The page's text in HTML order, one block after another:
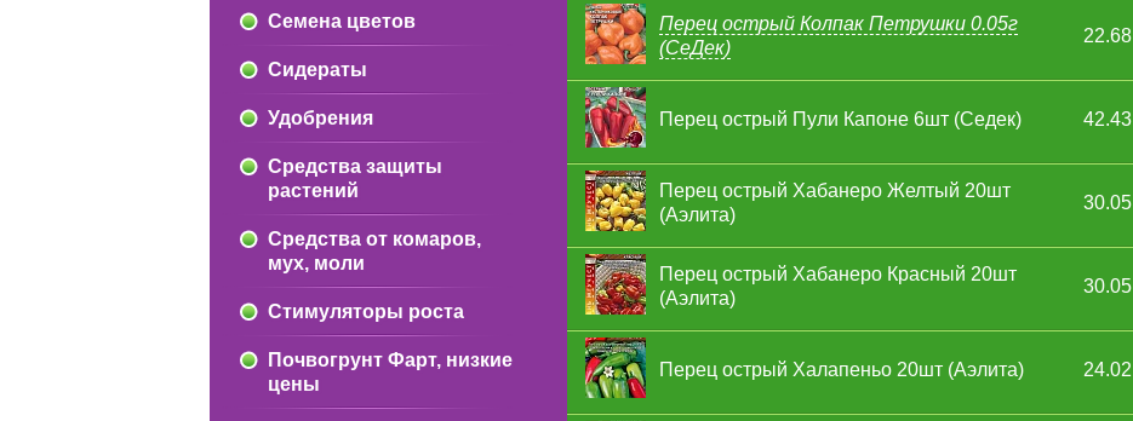
Семена цветов
Сидераты
Удобрения
Средства защиты
растений
Средства от комаров,
мух, моли
Стимуляторы роста
Почвогрунт Фарт, низкие
цены
Перец острый Колпак Петрушки 0.05г
(СеДек)
22.68
Перец острый Пули Капоне 6шт (Седек) 42.43
Перец острый Хабанеро Желтый 20шт
(Аэлита)
30.05
Перец острый Хабанеро Красный 20шт
(Аэлита)
30.05
Перец острый Халапеньо 20шт (Аэлита) 24.02